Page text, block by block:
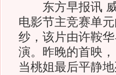
东方早报讯 威
电影节主竞赛单
纱，该片由许鞍
演。昨晚的首映
当桃姐最后平静